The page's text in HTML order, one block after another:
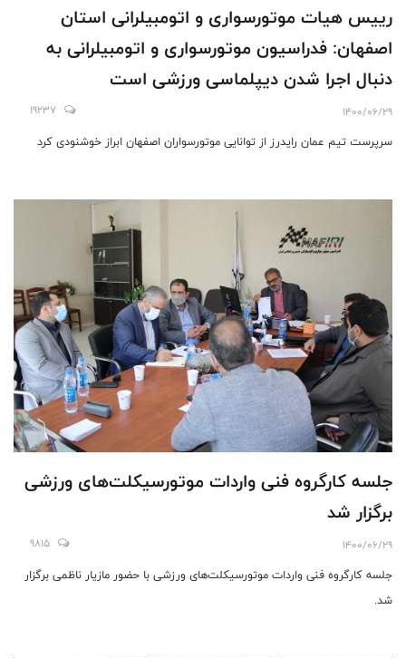
رییس هیات موتورسواری و اتومبیلرانی استان
اصفهان: فدراسیون موتورسواری و اتومبیلرانی به
دنبال اجرا شدن دیپلماسی ورزشی است
1400/06/29
19237
سرپرست تیم عمان رایدرز از توانایی موتورسواران اصفهان ابراز خوشنودی کرد
جلسه کارگروه فنی واردات موتورسیکلت‌های ورزشی
برگزار شد
1400/06/29
9815
جلسه کارگروه فنی واردات موتورسیکلت‌های ورزشی با حضور مازیار ناظمی برگزار
شد.